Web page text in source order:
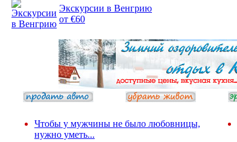
Экскурсии в Венгрию
от €60
Чтобы у мужчины не было любовницы,
нужно уметь...